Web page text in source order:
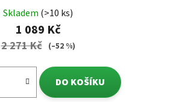
Skladem (>10 ks)
1 089 Kč
2 271 Kč (–52 %)
DO KOŠÍKU